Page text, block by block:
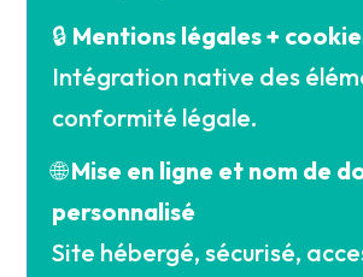
🔒 Mentions légales +
Intégration native des
conformité légale.
🌐Mise en ligne et nom de
personnalisé
Site hébergé, sécurisé,